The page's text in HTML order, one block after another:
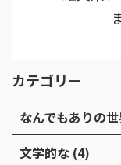
カテゴリー
なんでもありの
文学的な (4)